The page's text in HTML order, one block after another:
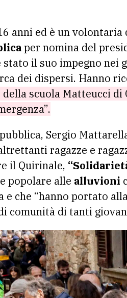
anni ed è un
per nomina del
il suo impegno nei
dei dispersi. Hanno
scuola Matteucci
Sergio
ragazze e
il Quirinale,
popolare alle alluvioni
e che “hanno portato
comunità di tanti